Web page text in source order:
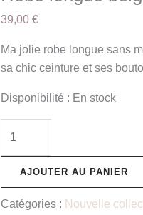
39,00€
Ma jolie robe longue sans
sa chic ceinture et ses
Disponibilité : En stock
AJOUTER AU PANIER
Catégories : Nouvelle